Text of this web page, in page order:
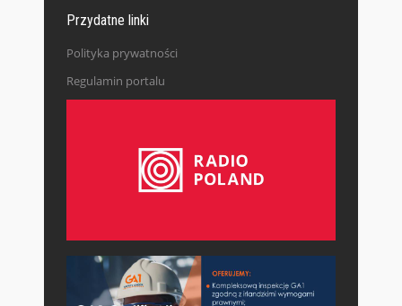
Przydatne linki
Polityka prywatności
Regulamin portalu